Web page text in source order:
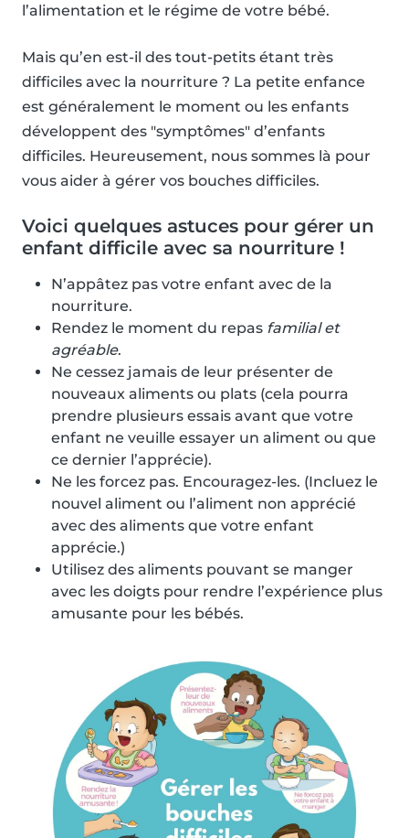
l’alimentation et le régime de votre bébé.
Mais qu’en est-il des tout-petits étant très
difficiles avec la nourriture ? La petite enfance
est généralement le moment ou les enfants
développent des "symptômes" d’enfants
difficiles. Heureusement, nous sommes là pour
vous aider à gérer vos bouches difficiles.
Voici quelques astuces pour gérer un
enfant difficile avec sa nourriture !
N’appâtez pas votre enfant avec de la
nourriture.
Rendez le moment du repas familial et
agréable.
Ne cessez jamais de leur présenter de
nouveaux aliments ou plats (cela pourra
prendre plusieurs essais avant que votre
enfant ne veuille essayer un aliment ou que
ce dernier l’apprécie).
Ne les forcez pas. Encouragez-les. (Incluez le
nouvel aliment ou l’aliment non apprécié
avec des aliments que votre enfant
apprécie.)
Utilisez des aliments pouvant se manger
avec les doigts pour rendre l’expérience plus
amusante pour les bébés.